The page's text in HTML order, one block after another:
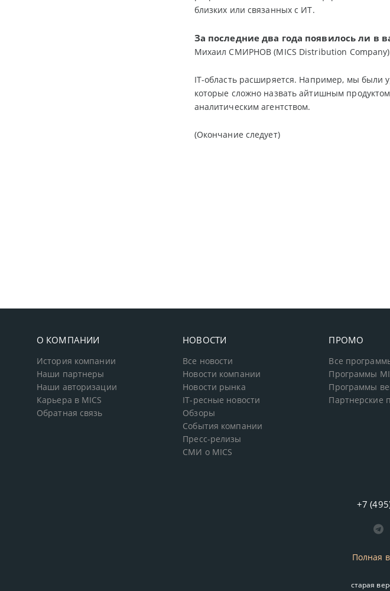
близких или связанных с ИТ.
За последние два года появилось ли
Михаил СМИРНОВ (MICS Distribution
IT-область расширяется. Например, мы были
которые сложно назвать айтишным
аналитическим агентством.
(Окончание следует)
О КОМПАНИИ
История компании
Наши партнеры
Наши авторизации
Карьера в MICS
Обратная связь
НОВОСТИ
Все новости
Новости компании
Новости рынка
IT-ресные новости
Обзоры
События компании
Пресс-релизы
СМИ о MICS
ПРОМО
Все
Программы
Программы
Партнерские
+7
Полная
старая